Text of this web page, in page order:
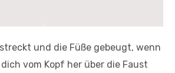
und die Füße gebeugt, wenn
vom Kopf her über die Faust